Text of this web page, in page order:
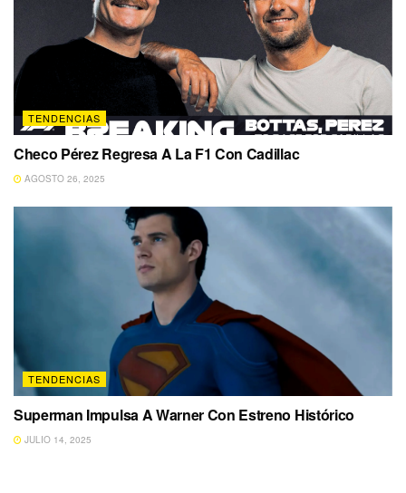
TENDENCIAS
Checo Pérez Regresa A La F1 Con Cadillac
AGOSTO 26, 2025
TENDENCIAS
Superman Impulsa A Warner Con Estreno Histórico
JULIO 14, 2025